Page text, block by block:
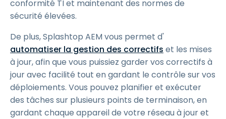
conformité TI et maintenant des normes de
sécurité élevées.
De plus, Splashtop AEM vous permet d'
automatiser la gestion des correctifs et les mises
à jour, afin que vous puissiez garder vos correctifs à
jour avec facilité tout en gardant le contrôle sur vos
déploiements. Vous pouvez planifier et exécuter
des tâches sur plusieurs points de terminaison, en
gardant chaque appareil de votre réseau à jour et